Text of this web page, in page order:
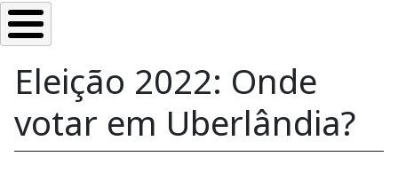
Eleição 2022: Onde
votar em Uberlândia?